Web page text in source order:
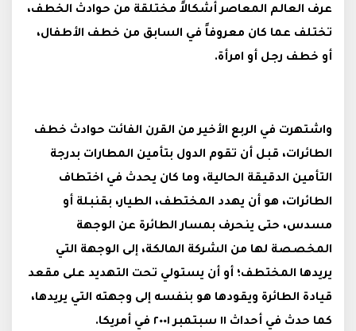
عرف العالم المعاصر أشكالاً مختلقة من حوادث الخطف،
تختلف عما كان معروفاً في السابق من خطف الأطفال،
أو خطف رجل أو امرأة.
واشتهرت في الربع الأخير من القرن الفائت حوادث خطف
الطائرات، قبل أن تقوم الدول بتأمين المطارات بدرجة
التأمين الدقيقة الحالية، وما كان يحدث في اختطاف
الطائرات، هو أن يهدد المختطف، الطيار، بقنبلة أو
مسدس، حتى ينحرف بمسار الطائرة عن الوجهة
المخصصة لها من الشركة المالكة، إلى الوجهة التي
يريدها المختطف؛ أو أن يستولي تحت التهديد على مقعد
قيادة الطائرة ويقودها هو بنفسه إلى وجهته التي يريدها،
كما حدث في أحداث ١١ سبتمبر ٢٠٠١ في أمريكا.